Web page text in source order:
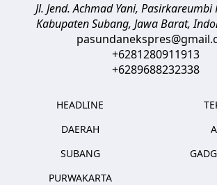
Jl. Jend. Achmad Yani, Pasirkareumbi
Kabupaten Subang, Jawa Barat,
+6281280911913
+6289688232338
HEADLINE
DAERAH
SUBANG
PURWAKARTA